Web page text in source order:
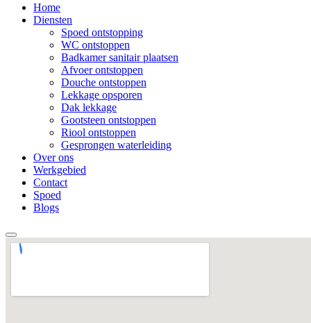
Home
Diensten
Spoed ontstopping
WC ontstoppen
Badkamer sanitair plaatsen
Afvoer ontstoppen
Douche ontstoppen
Lekkage opsporen
Dak lekkage
Gootsteen ontstoppen
Riool ontstoppen
Gesprongen waterleiding
Over ons
Werkgebied
Contact
Spoed
Blogs